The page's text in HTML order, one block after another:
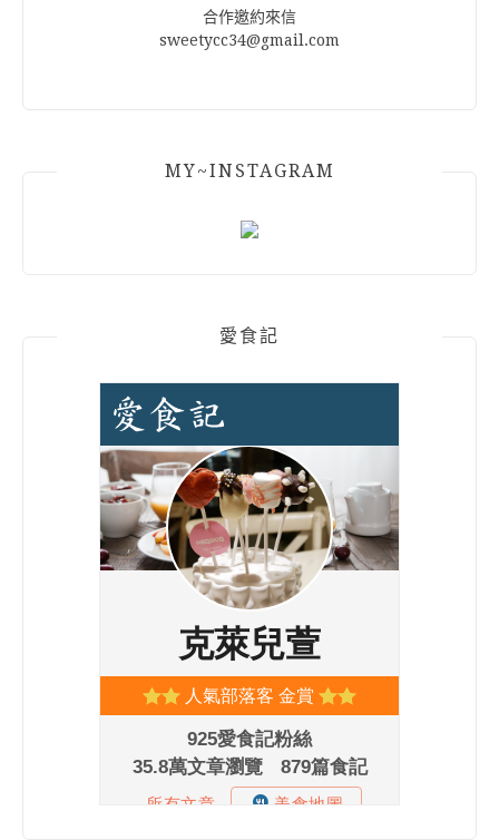
合作邀約來信
sweetycc34@gmail.com
MY~INSTAGRAM
愛食記